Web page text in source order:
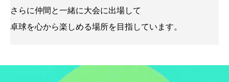
さらに仲間と一緒に大会に出場して
卓球を心から楽しめる場所を目指しています。